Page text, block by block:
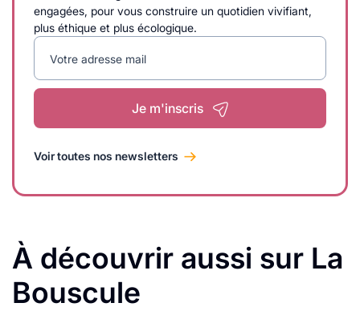
engagées, pour vous construire un quotidien vivifiant,
plus éthique et plus écologique.
Votre adresse mail
Je m'inscris
Voir toutes nos newsletters
À découvrir aussi sur La
Bouscule